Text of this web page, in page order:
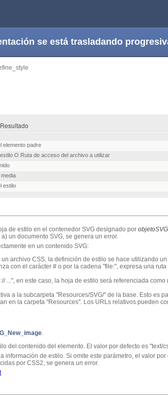
se está trasladando
elemento padre
O Ruta de acceso del archivo a utilizar
estilo
de estilo en el contenedor SVG designado por
un documento SVG, se genera un error.
en un contenido SVG:
archivo CSS, la definición de estilo se hace utilizando
con el carácter # o por la cadena "file:", expresa una
...", en este caso, la hoja de estilo será referenciada como
a la subcarpeta "Resources/SVG/" de la base. Esto es
en la carpeta "Resources". Los URLs relativos pueden
.
del contenido del elemento. El valor por defecto es "text/
información de estilo. Si omite este parámetro, el valor por
por CSS2, se genera un error.